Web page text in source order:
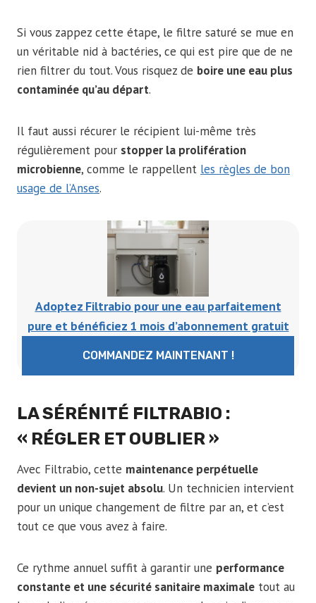
Si vous zappez cette étape, le filtre saturé se mue en
un véritable nid à bactéries, ce qui est pire que de ne
rien filtrer du tout. Vous risquez de boire une eau plus
contaminée qu’au départ.
Il faut aussi récurer le récipient lui-même très
régulièrement pour stopper la prolifération
microbienne, comme le rappellent les règles de bon
usage de l’Anses.
Adoptez Filtrabio pour une eau parfaitement
pure et bénéficiez 1 mois d’abonnement gratuit
COMMANDEZ MAINTENANT !
LA SÉRÉNITÉ FILTRABIO :
« RÉGLER ET OUBLIER »
Avec Filtrabio, cette maintenance perpétuelle
devient un non-sujet absolu. Un technicien intervient
pour un unique changement de filtre par an, et c’est
tout ce que vous avez à faire.
Ce rythme annuel suffit à garantir une performance
constante et une sécurité sanitaire maximale tout au